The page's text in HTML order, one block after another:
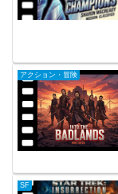
アクション・冒険
SF